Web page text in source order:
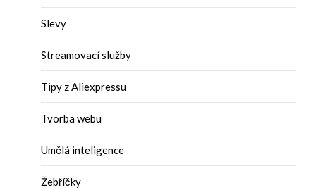
Slevy
Streamovací služby
Tipy z Aliexpressu
Tvorba webu
Umělá inteligence
Žebříčky